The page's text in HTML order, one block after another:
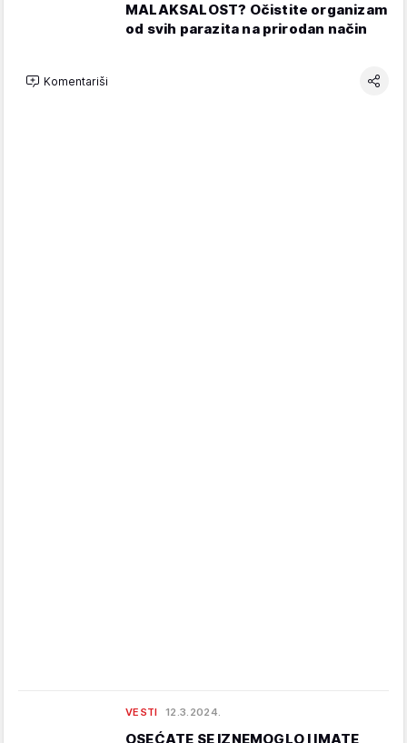
MALAKSALOST? Očistite organizam
od svih parazita na prirodan način
Komentariši
VESTI 12.3.2024.
OSEĆATE SE IZNEMOGLO I IMATE